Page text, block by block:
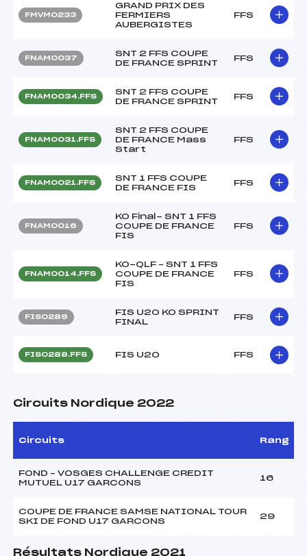
FMVM0233
GRAND PRIX DES
FERMIERS
AUBERGISTES
FFS
FNAM0037
SNT 2 FFS COUPE
DE FRANCE SPRINT
FFS
FNAM0034.FFS
SNT 2 FFS COUPE
DE FRANCE SPRINT
FFS
FNAM0031.FFS
SNT 2 FFS COUPE
DE FRANCE Mass
Start
FFS
FNAM0021.FFS
SNT 1 FFS COUPE
DE FRANCE FIS
FFS
FNAM0016
KO Final- SNT 1 FFS
COUPE DE FRANCE
FIS
FFS
FNAM0014.FFS
KO-QLF – SNT 1 FFS
COUPE DE FRANCE
FIS
FFS
FIS0289
FIS U20 KO SPRINT
FINAL
FFS
FIS0288.FFS FIS U20 FFS
Circuits Nordique 2022
Circuits Rang
FOND – VOSGES CHALLENGE CREDIT
MUTUEL U17 GARCONS
16
COUPE DE FRANCE SAMSE NATIONAL TOUR
SKI DE FOND U17 GARCONS
29
Résultats Nordique 2021